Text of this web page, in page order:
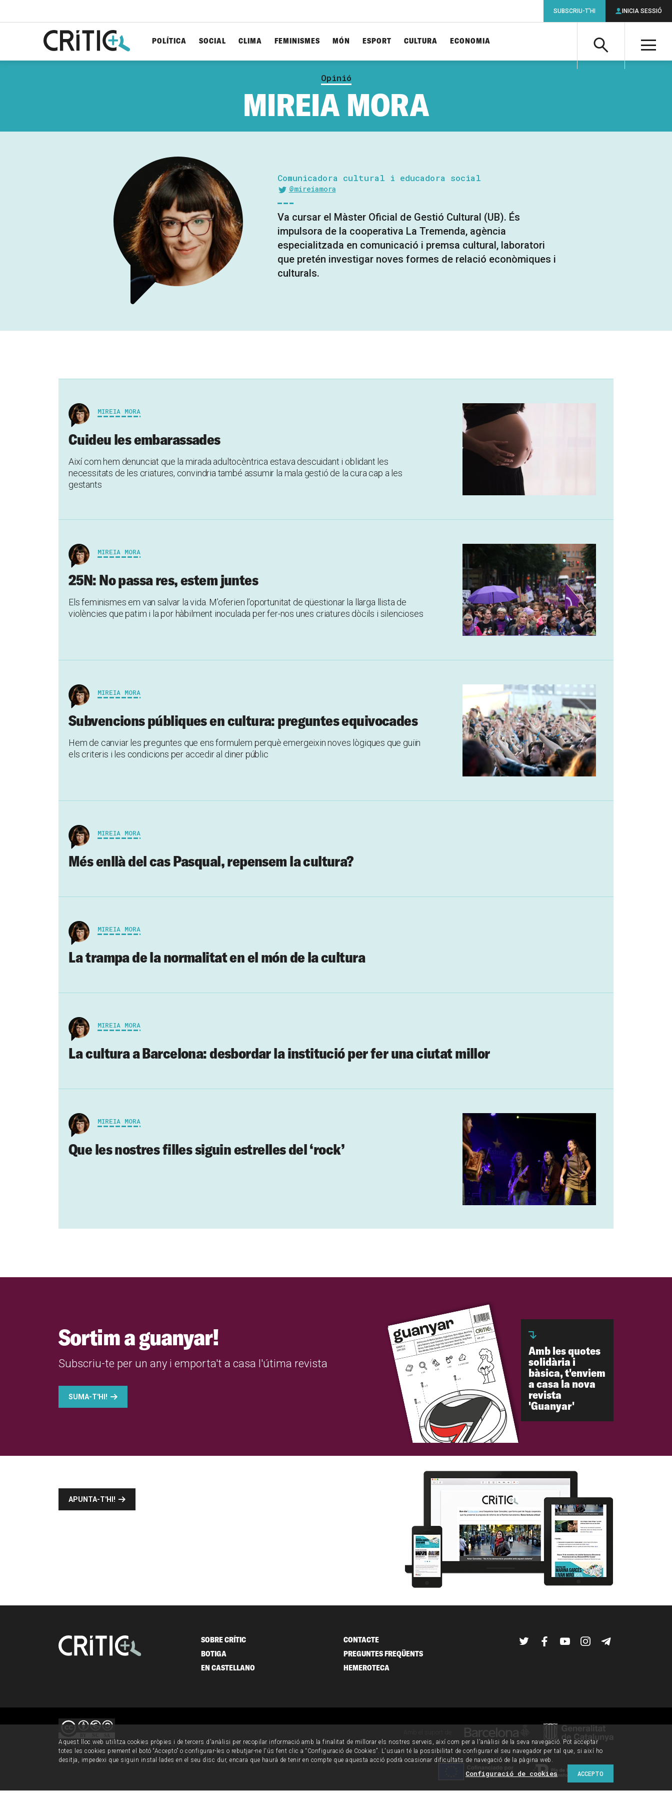
Cerca
POLÍTICA SOCIAL CLIMA FEMINISMES MÓN ESPORT CULTURA ECONOMIA
SUBSCRIU-T'HI INICIA SESSIÓ
Opinió
MIREIA MORA
Comunicadora cultural i educadora social
@mireiamora
Va cursar el Màster Oficial de Gestió Cultural (UB). És
impulsora de la cooperativa La Tremenda, agència
especialitzada en comunicació i premsa cultural, laboratori
que pretén investigar noves formes de relació econòmiques i
culturals.
MIREIA MORA
Cuideu les embarassades
Així com hem denunciat que la mirada adultocèntrica estava descuidant i oblidant les
necessitats de les criatures, convindria també assumir la mala gestió de la cura cap a les
gestants
MIREIA MORA
25N: No passa res, estem juntes
Els feminismes em van salvar la vida. M’oferien l’oportunitat de qüestionar la llarga llista de
violències que patim i la por hàbilment inoculada per fer-nos unes criatures dòcils i silencioses
MIREIA MORA
Subvencions públiques en cultura: preguntes equivocades
Hem de canviar les preguntes que ens formulem perquè emergeixin noves lògiques que guiïn
els criteris i les condicions per accedir al diner públic
MIREIA MORA
Més enllà del cas Pasqual, repensem la cultura?
MIREIA MORA
La trampa de la normalitat en el món de la cultura
MIREIA MORA
La cultura a Barcelona: desbordar la institució per fer una ciutat millor
MIREIA MORA
Que les nostres filles siguin estrelles del ‘rock’
Sortim a guanyar!
Subscriu-te per un any i emporta't a casa l'útima revista
SUMA-T'HI!
Amb les quotes
solidària i
bàsica, t'enviem
a casa la nova
revista
'Guanyar'
APUNTA-T'HI!
SOBRE CRÍTIC
BOTIGA
EN CASTELLANO
CONTACTE
PREGUNTES FREQÜENTS
HEMEROTECA
TwitterFacebook
YouTubeInstagram
Avís legal i política de privacitat Política de cookies Condicions generals de contractació
Aquest lloc web utilitza cookies pròpies i de tercers d'anàlisi per recopilar informació amb la finalitat de millorar els nostres serveis, així com per a l'anàlisi de la seva navegació. Pot acceptar
totes les cookies prement el botó “Accepto” o configurar-les o rebutjar-ne l'ús fent clic a “Configuració de Cookies”. L'usuari té la possibilitat de configurar el seu navegador per tal que, si així ho
desitja, impedexi que siguin instal·lades en el seu disc dur, encara que haurà de tenir en compte que aquesta acció podrà ocasionar dificultats de navegació de la pàgina web.
ACCEPTO
Configuració de cookies